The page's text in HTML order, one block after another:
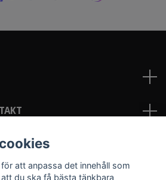
att anpassa det innehåll som
du ska få bästa tänkbara